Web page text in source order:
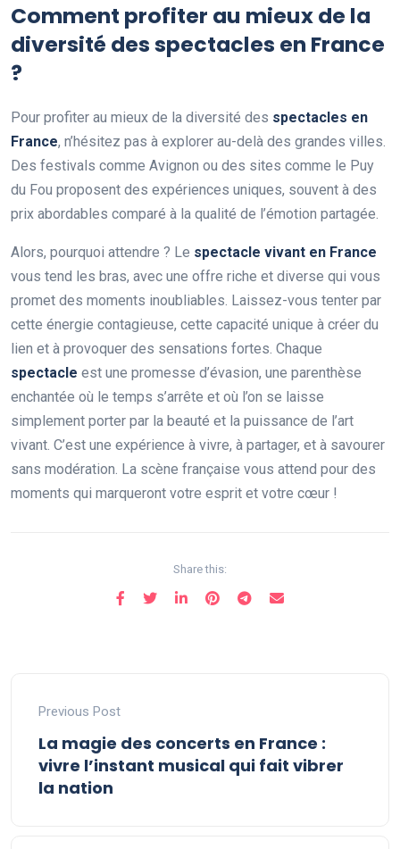
Comment profiter au mieux de la
diversité des spectacles en France
?
Pour profiter au mieux de la diversité des spectacles en
France, n’hésitez pas à explorer au-delà des grandes villes.
Des festivals comme Avignon ou des sites comme le Puy
du Fou proposent des expériences uniques, souvent à des
prix abordables comparé à la qualité de l’émotion partagée.
Alors, pourquoi attendre ? Le spectacle vivant en France
vous tend les bras, avec une offre riche et diverse qui vous
promet des moments inoubliables. Laissez-vous tenter par
cette énergie contagieuse, cette capacité unique à créer du
lien et à provoquer des sensations fortes. Chaque
spectacle est une promesse d’évasion, une parenthèse
enchantée où le temps s’arrête et où l’on se laisse
simplement porter par la beauté et la puissance de l’art
vivant. C’est une expérience à vivre, à partager, et à savourer
sans modération. La scène française vous attend pour des
moments qui marqueront votre esprit et votre cœur !
Share this:
Previous Post
La magie des concerts en France :
vivre l’instant musical qui fait vibrer
la nation